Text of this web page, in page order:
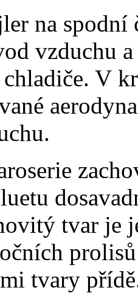
na
vzduchu
V
tvar je
tvary